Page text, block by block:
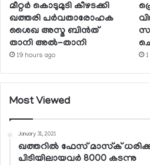
മീറ്റര്‍ കൊടുമുടി കീഴടക്കി
ഖത്തരി പര്‍വതാരോഹക
ശൈഖ അസ്മ ബിന്‍ത്
താനി അല്‍-താനി
19 hours ago
Most Viewed
January 31, 2021
ഖത്തറില്‍ ഫേസ് മാസ്‌ക്
പിടിയിലായവര്‍ 8000 കടന്നു